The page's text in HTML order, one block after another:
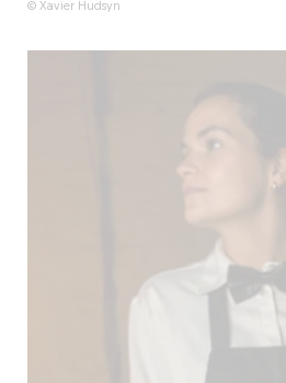
© Xavier Hudsyn